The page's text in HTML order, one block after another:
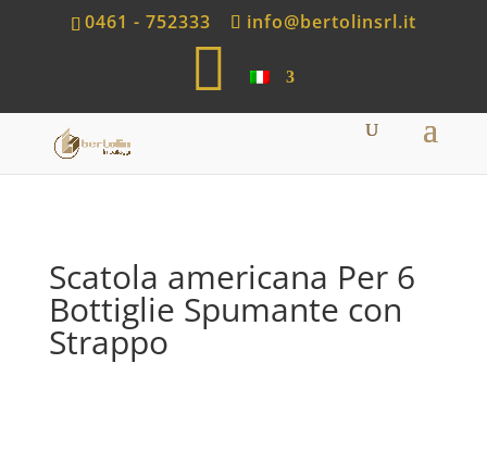
0461 - 752333
info@bertolinsrl.it
h
p
Scatola americana Per 6
Bottiglie Spumante con
Strappo